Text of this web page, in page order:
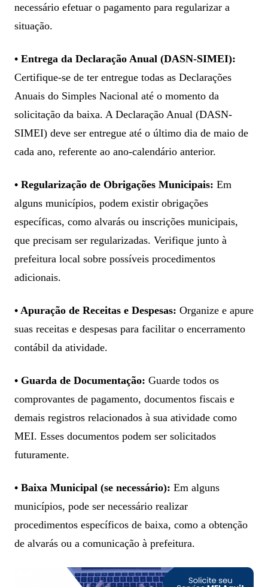
necessário efetuar o pagamento para regularizar a
situação.
• Entrega da Declaração Anual (DASN-SIMEI):
Certifique-se de ter entregue todas as Declarações
Anuais do Simples Nacional até o momento da
solicitação da baixa. A Declaração Anual (DASN-
SIMEI) deve ser entregue até o último dia de maio de
cada ano, referente ao ano-calendário anterior.
• Regularização de Obrigações Municipais: Em
alguns municípios, podem existir obrigações
específicas, como alvarás ou inscrições municipais,
que precisam ser regularizadas. Verifique junto à
prefeitura local sobre possíveis procedimentos
adicionais.
• Apuração de Receitas e Despesas: Organize e apure
suas receitas e despesas para facilitar o encerramento
contábil da atividade.
• Guarda de Documentação: Guarde todos os
comprovantes de pagamento, documentos fiscais e
demais registros relacionados à sua atividade como
MEI. Esses documentos podem ser solicitados
futuramente.
• Baixa Municipal (se necessário): Em alguns
municípios, pode ser necessário realizar
procedimentos específicos de baixa, como a obtenção
de alvarás ou a comunicação à prefeitura.